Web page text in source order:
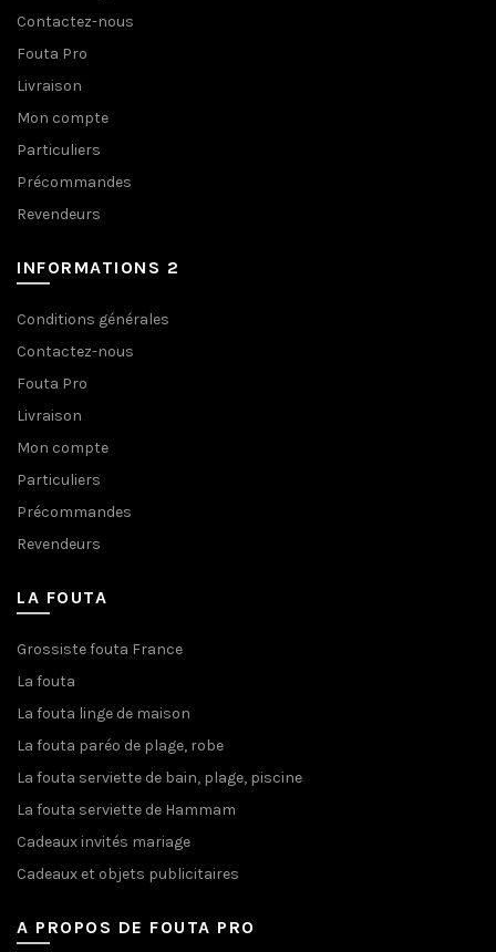
Contactez-nous
Fouta Pro
Livraison
Mon compte
Particuliers
Précommandes
Revendeurs
INFORMATIONS 2
Conditions générales
Contactez-nous
Fouta Pro
Livraison
Mon compte
Particuliers
Précommandes
Revendeurs
LA FOUTA
Grossiste fouta France
La fouta
La fouta linge de maison
La fouta paréo de plage, robe
La fouta serviette de bain, plage, piscine
La fouta serviette de Hammam
Cadeaux invités mariage
Cadeaux et objets publicitaires
A PROPOS DE FOUTA PRO